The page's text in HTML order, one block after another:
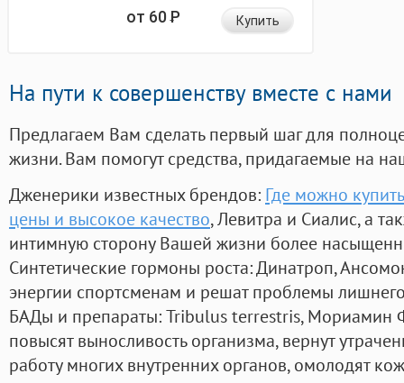
от 60Р Купить
На пути к совершенству вместе с нами
Предлагаем Вам сделать первый шаг для
жизни. Вам помогут средства, придагаемые на
Дженерики известных брендов: Где можно
цены и высокое качество, Левитра и Сиалис, а
интимную сторону Вашей жизни более
Синтетические гормоны роста: Динатроп,
энергии спортсменам и решат проблемы
БАДы и препараты:Tribulus terrestris, Мориамин
повысят выносливость организма, вернут
работу многих внутренних органов, омолодят